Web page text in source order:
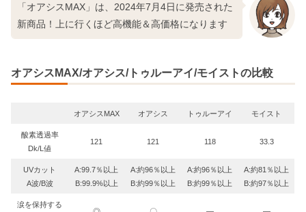
「オアシスMAX」は、2024年7月4日に発売された
新商品！上に行くほど高機能＆高価格になります
オアシスMAX/オアシス/トゥルーアイ/モイストの比較
オアシスMAX オアシス トゥルーアイ モイスト
酸素透過率
Dk/L値
121 121 118 33.3
UVカット
A波/B波
A:99.7％以上
B:99.9%以上
A:約96％以上
B:約99％以上
A:約96％以上
B:約99％以上
A:約81％以上
B:約97％以上
涙を保持する